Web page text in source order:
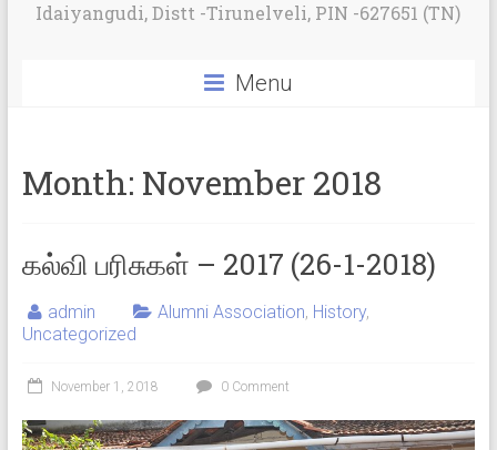
Idaiyangudi, Distt -Tirunelveli, PIN -627651 (TN)
Menu
Month: November 2018
கல்வி பரிசுகள் – 2017 (26-1-2018)
admin Alumni Association, History,
Uncategorized
November 1, 2018 0 Comment